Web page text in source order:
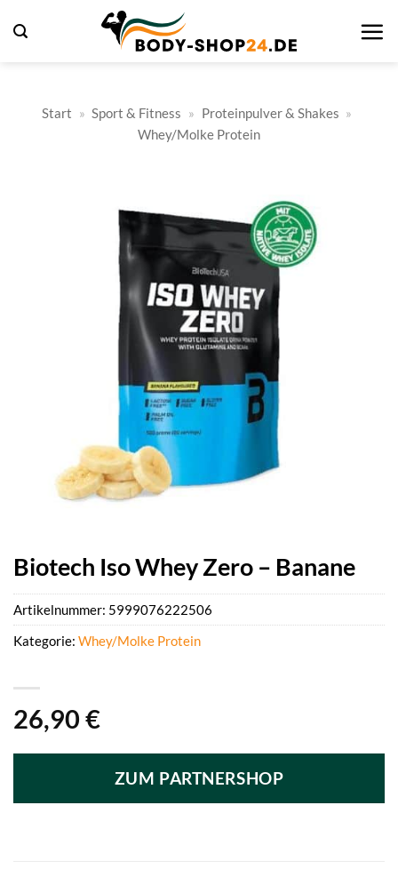
Inhalt
Start » Sport & Fitness » Proteinpulver & Shakes »
Whey/Molke Protein
Biotech Iso Whey Zero – Banane
26,90 €
ZUM PARTNERSHOP
Artikelnummer: 5999076222506
Kategorie: Whey/Molke Protein